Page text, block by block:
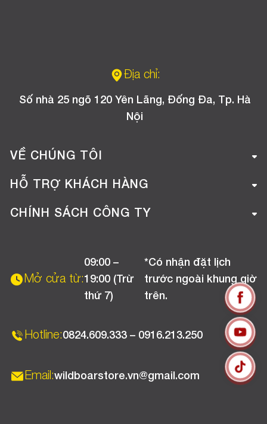
Địa chỉ:
Số nhà 25 ngõ 120 Yên Lãng, Đống Đa, Tp. Hà
Nội
VỀ CHÚNG TÔI
Giới thiệu công ty
Tuyển dụng
HỖ TRỢ KHÁCH HÀNG
Hướng dẫn mua hàng online
Chương trình khuyến mãi
CHÍNH SÁCH CÔNG TY
Chính sách bảo hành
Mở cửa từ:
09:00 –
19:00 (Trừ
thứ 7)
*Có nhận đặt lịch
trước ngoài khung giờ
trên.
Hotline:0824.609.333 – 0916.213.250
Email:wildboarstore.vn@gmail.com